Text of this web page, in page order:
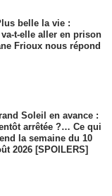
belle la vie :
t-elle aller en prison
Frioux nous répond
Soleil en avance :
arrêtée ?… Ce qui
la semaine du 10
2026 [SPOILERS]